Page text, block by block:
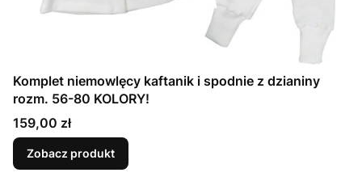
Komplet niemowlęcy kaftanik i spodnie z dzianiny
rozm. 56-80 KOLORY!
Cena
159,00 zł
Zobacz produkt